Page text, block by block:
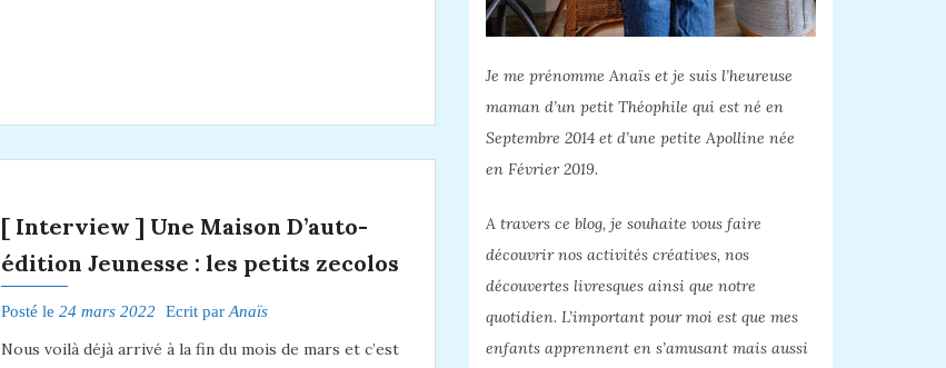
[ Interview ] Une Maison D’auto-
édition Jeunesse : les petits zecolos
Posté le 24 mars 2022 Ecrit par Anaïs
Nous voilà déjà arrivé à la fin du mois de mars et c’est
Je me prénomme Anaïs et je suis l’heureuse
maman d’un petit Théophile qui est né en
Septembre 2014 et d’une petite Apolline née
en Février 2019.
A travers ce blog, je souhaite vous faire
découvrir nos activités créatives, nos
découvertes livresques ainsi que notre
quotidien. L’important pour moi est que mes
enfants apprennent en s’amusant mais aussi